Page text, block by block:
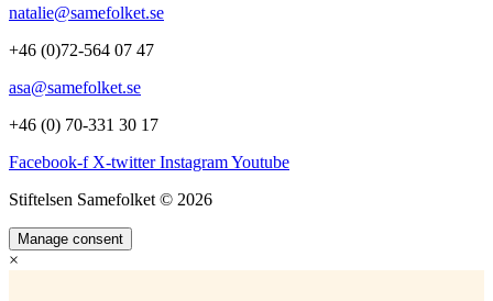
natalie@samefolket.se
+46 (0)72-564 07 47
asa@samefolket.se
+46 (0) 70-331 30 17
Facebook-f X-twitter InstagramYoutube
Stiftelsen Samefolket © 2026
Manage consent
×